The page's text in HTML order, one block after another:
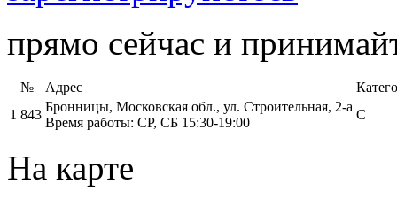
прямо сейчас и
№ Адрес
1 843
Бронницы, Московская обл., ул. Строительная, 2-а
Время работы: СР, СБ 15:30-19:00
C
На карте